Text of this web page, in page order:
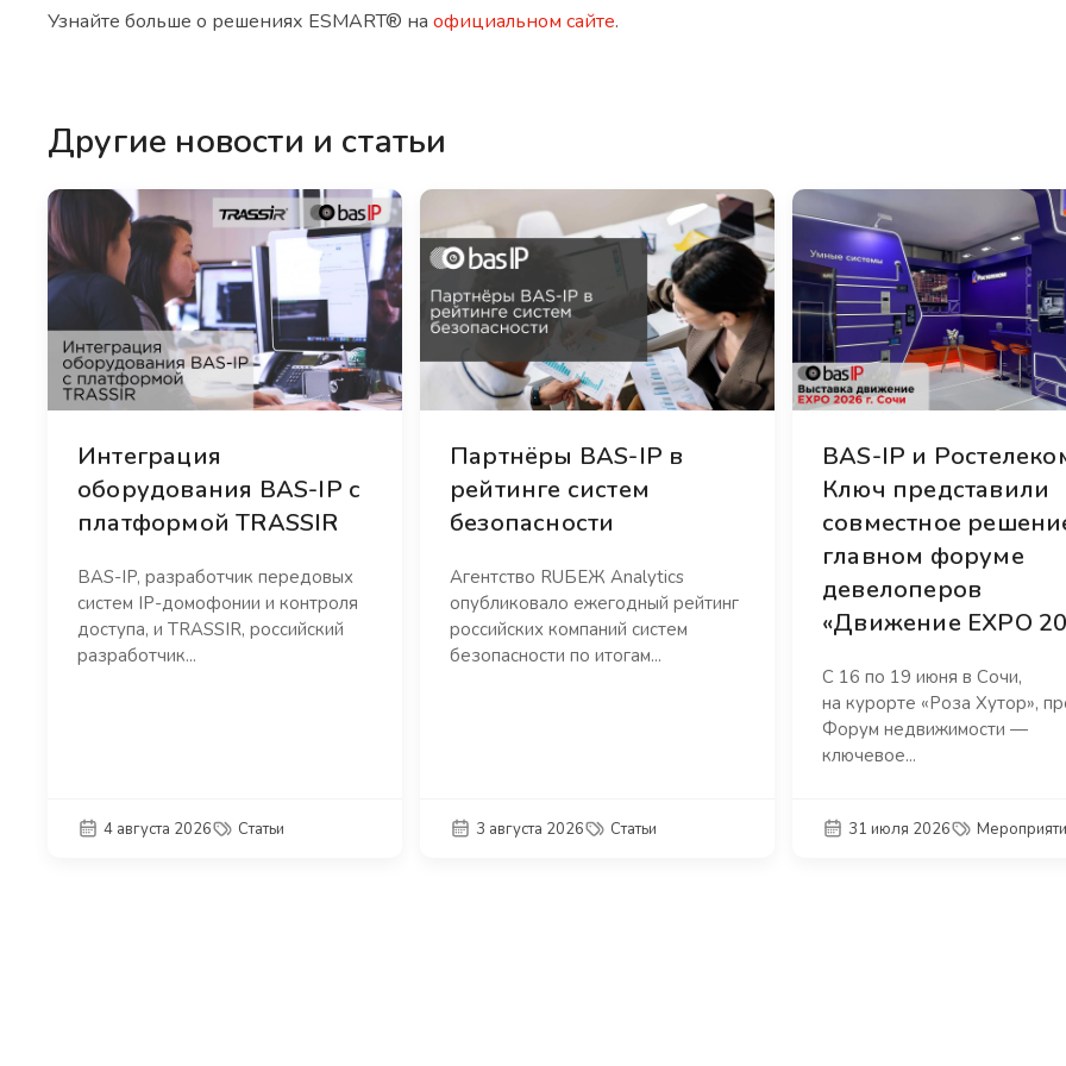
Узнайте больше о решениях ESMART® на официальном сайте.
Другие новости и статьи
Интеграция
оборудования BAS-IP с
платформой TRASSIR
BAS-IP, разработчик передовых
систем IP-домофонии и контроля
доступа, и TRASSIR, российский
разработчик...
4 августа 2026 Статьи
Партнёры BAS-IP в
рейтинге систем
безопасности
Агентство RUБЕЖ Analytics
опубликовало ежегодный рейтинг
российских компаний систем
безопасности по итогам...
3 августа 2026 Статьи
BAS-IP и
Ключ представили
совместное
главном форуме
девелоперов
«Движение EXPO
С 16 по 19 июня в Сочи,
на курорте «Роза Хутор»,
Форум недвижимости —
ключевое...
31 июля 2026